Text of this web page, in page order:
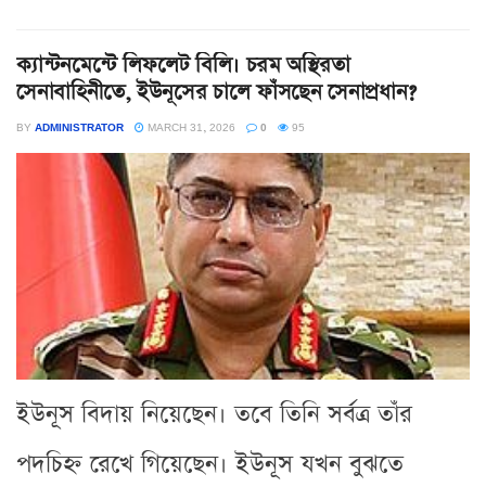
ক্যান্টনমেন্টে লিফলেট বিলি। চরম অস্থিরতা
সেনাবাহিনীতে, ইউনূসের চালে ফাঁসছেন সেনাপ্রধান?
BY ADMINISTRATOR MARCH 31, 2026 0 95
ইউনূস বিদায় নিয়েছেন। তবে তিনি সর্বত্র তাঁর
পদচিহ্ন রেখে গিয়েছেন। ইউনূস যখন বুঝতে